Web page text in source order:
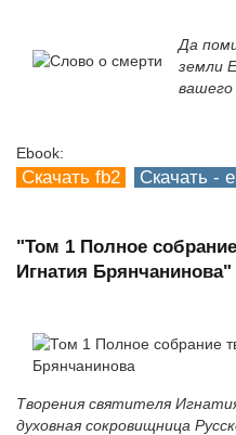
Да
земли
Ebook:
Скачать fb2 Скачать -
"Том 1 Полное
Игнатия Брянчанинова"
Творения святителя
духовная сокровищница